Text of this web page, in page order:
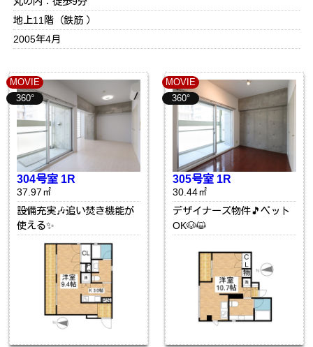
地上11階（鉄筋 ）
2005年4月
MOVIE
360°
304号室 1R
37.97㎡
設備充実🎶追い焚き機能が
使える✨
MOVIE
360°
305号室 1R
30.44㎡
デザイナーズ物件🎵ペット
OK🐶😺